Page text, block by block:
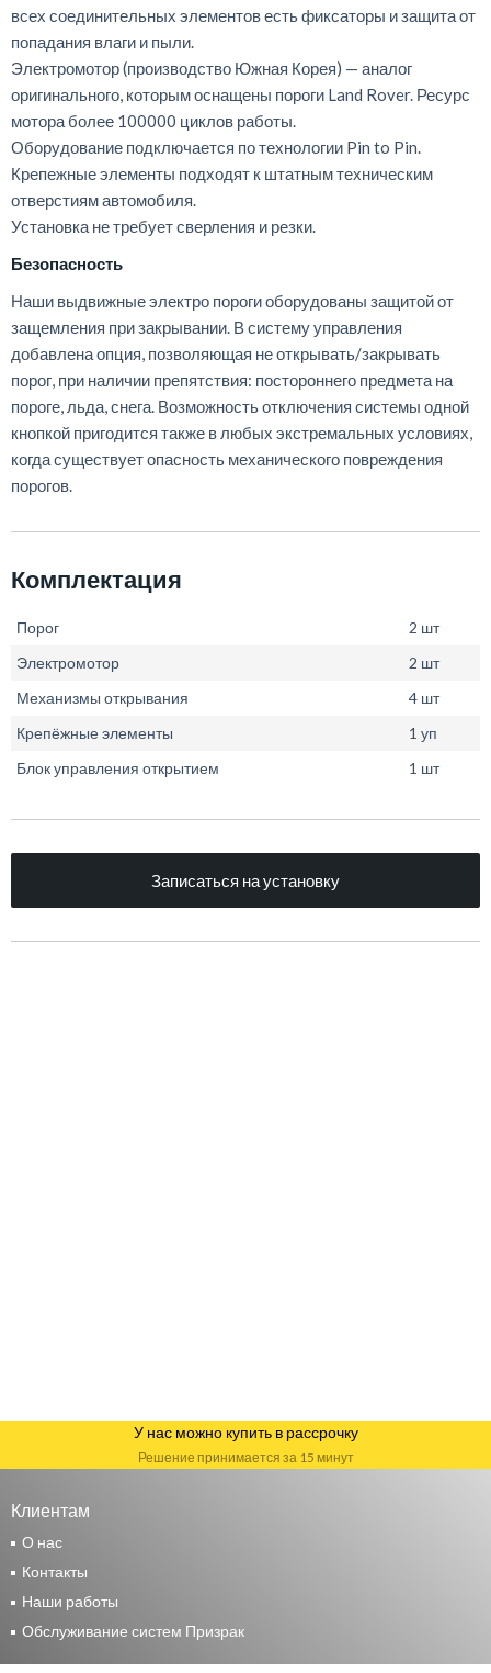
всех соединительных элементовестьфиксаторы изащитаот
попадания влаги и пыли.
Электромотор(производство Южная Корея) — аналог
оригинального, которымоснащены пороги Land Rover. Ресурс
мотора более 100000 циклов работы.
Оборудование подключается потехнологии Pin to Pin.
Крепежныеэлементы подходят к штатнымтехническим
отверстиямавтомобиля.
Установка нетребуетсверления и резки.
Безопасность
Наши выдвижныеэлектро порогиоборудованы защитойот
защемления призакрывании. Всистемууправления
добавленаопция, позволяющая неоткрывать/закрывать
порог, при наличии препятствия: постороннего предмета на
пороге, льда,снега. Возможностьотключения системы одной
кнопкой пригодится также в любых экстремальных условиях,
когдасуществуетопасность механического повреждения
порогов.
Комплектация
Порог
2 шт
Электромотор
2 шт
Механизмы открывания
4 шт
Крепёжные элементы
1 уп
Блок управления открытием
1 шт
Записаться на установку
У нас можно купить в рассрочку
Решение принимается за 15 минут
Клиентам
О нас
Контакты
Наши работы
Обслуживание систем Призрак